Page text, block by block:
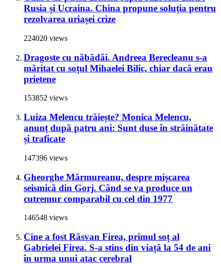
Rusia și Ucraina. China propune soluția pentru
rezolvarea uriașei crize
224020 views
Dragoste cu năbădăi. Andreea Berecleanu s-a
măritat cu soțul Mihaelei Bilic, chiar dacă erau
prietene
153852 views
Luiza Melencu trăiește? Monica Melencu,
anunț după patru ani: Sunt duse în străinătate
și traficate
147396 views
Gheorghe Mărmureanu, despre mișcarea
seismică din Gorj. Când se va produce un
cutremur comparabil cu cel din 1977
146548 views
Cine a fost Răsvan Firea, primul soț al
Gabrielei Firea. S-a stins din viață la 54 de ani
în urma unui atac cerebral